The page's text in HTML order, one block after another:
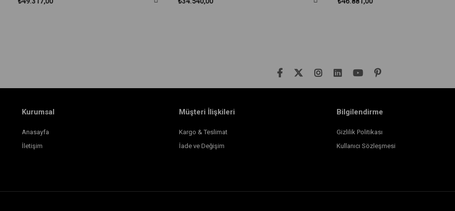
Kurumsal
Anasayfa
İletişim
Müşteri İlişkileri
Kargo & Teslimat
İade ve Değişim
Bilgilendirme
Gizlilik Politikası
Kullanıcı Sözleşmesi